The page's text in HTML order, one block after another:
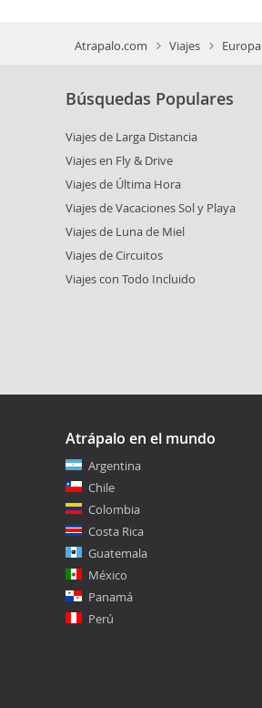
Atrapalo.com Viajes Europa
Búsquedas Populares
Viajes de Larga Distancia
Viajes en Fly & Drive
Viajes de Última Hora
Viajes de Vacaciones Sol y Playa
Viajes de Luna de Miel
Viajes de Circuitos
Viajes con Todo Incluido
Atrápalo en el mundo
Argentina
Chile
Colombia
Costa Rica
Guatemala
México
Panamá
Perú